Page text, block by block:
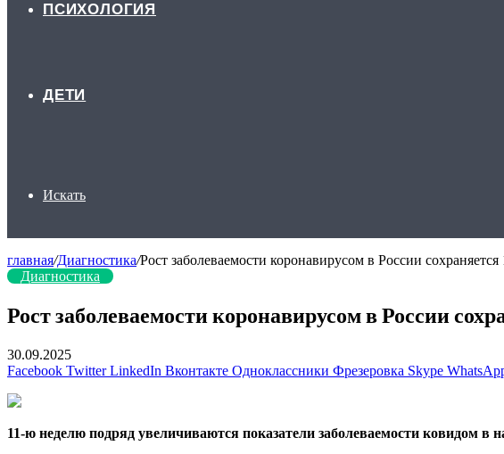
ПСИХОЛОГИЯ
ДЕТИ
Искать
главная/Диагностика/Рост заболеваемости коронавирусом в России сохраняется
Диагностика
Рост заболеваемости коронавирусом в России
30.09.2025
Facebook Twitter LinkedIn Вконтакте Одноклассники Фрезеровка Skype
11-ю неделю подряд увеличиваются показатели заболеваемости ковидом